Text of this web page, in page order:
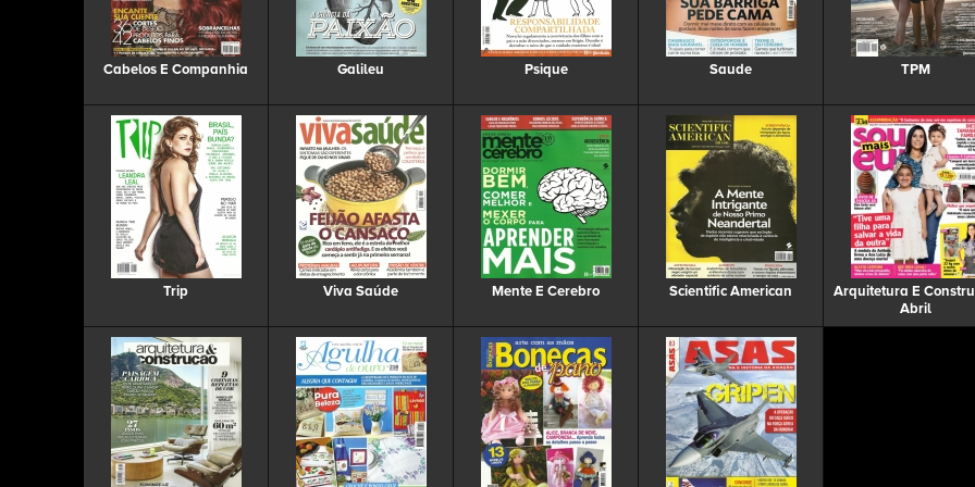
Cabelos E Companhia Galileu Psique Saude TPM
Trip Viva Saúde Mente E Cerebro Scientific American
Arquitetura E
Abril